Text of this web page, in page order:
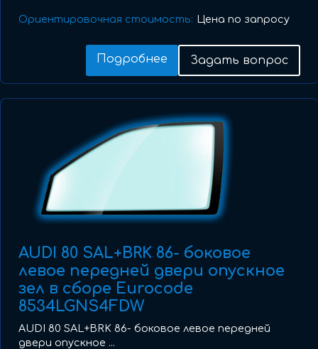
Ориентировочная стоимость: Цена по запросу
Подробнее Задать вопрос
AUDI 80 SAL+BRK 86- боковое
левое передней двери опускное
зел в сборе Eurocode
8534LGNS4FDW
AUDI 80 SAL+BRK 86- боковое левое передней
двери опускное ...